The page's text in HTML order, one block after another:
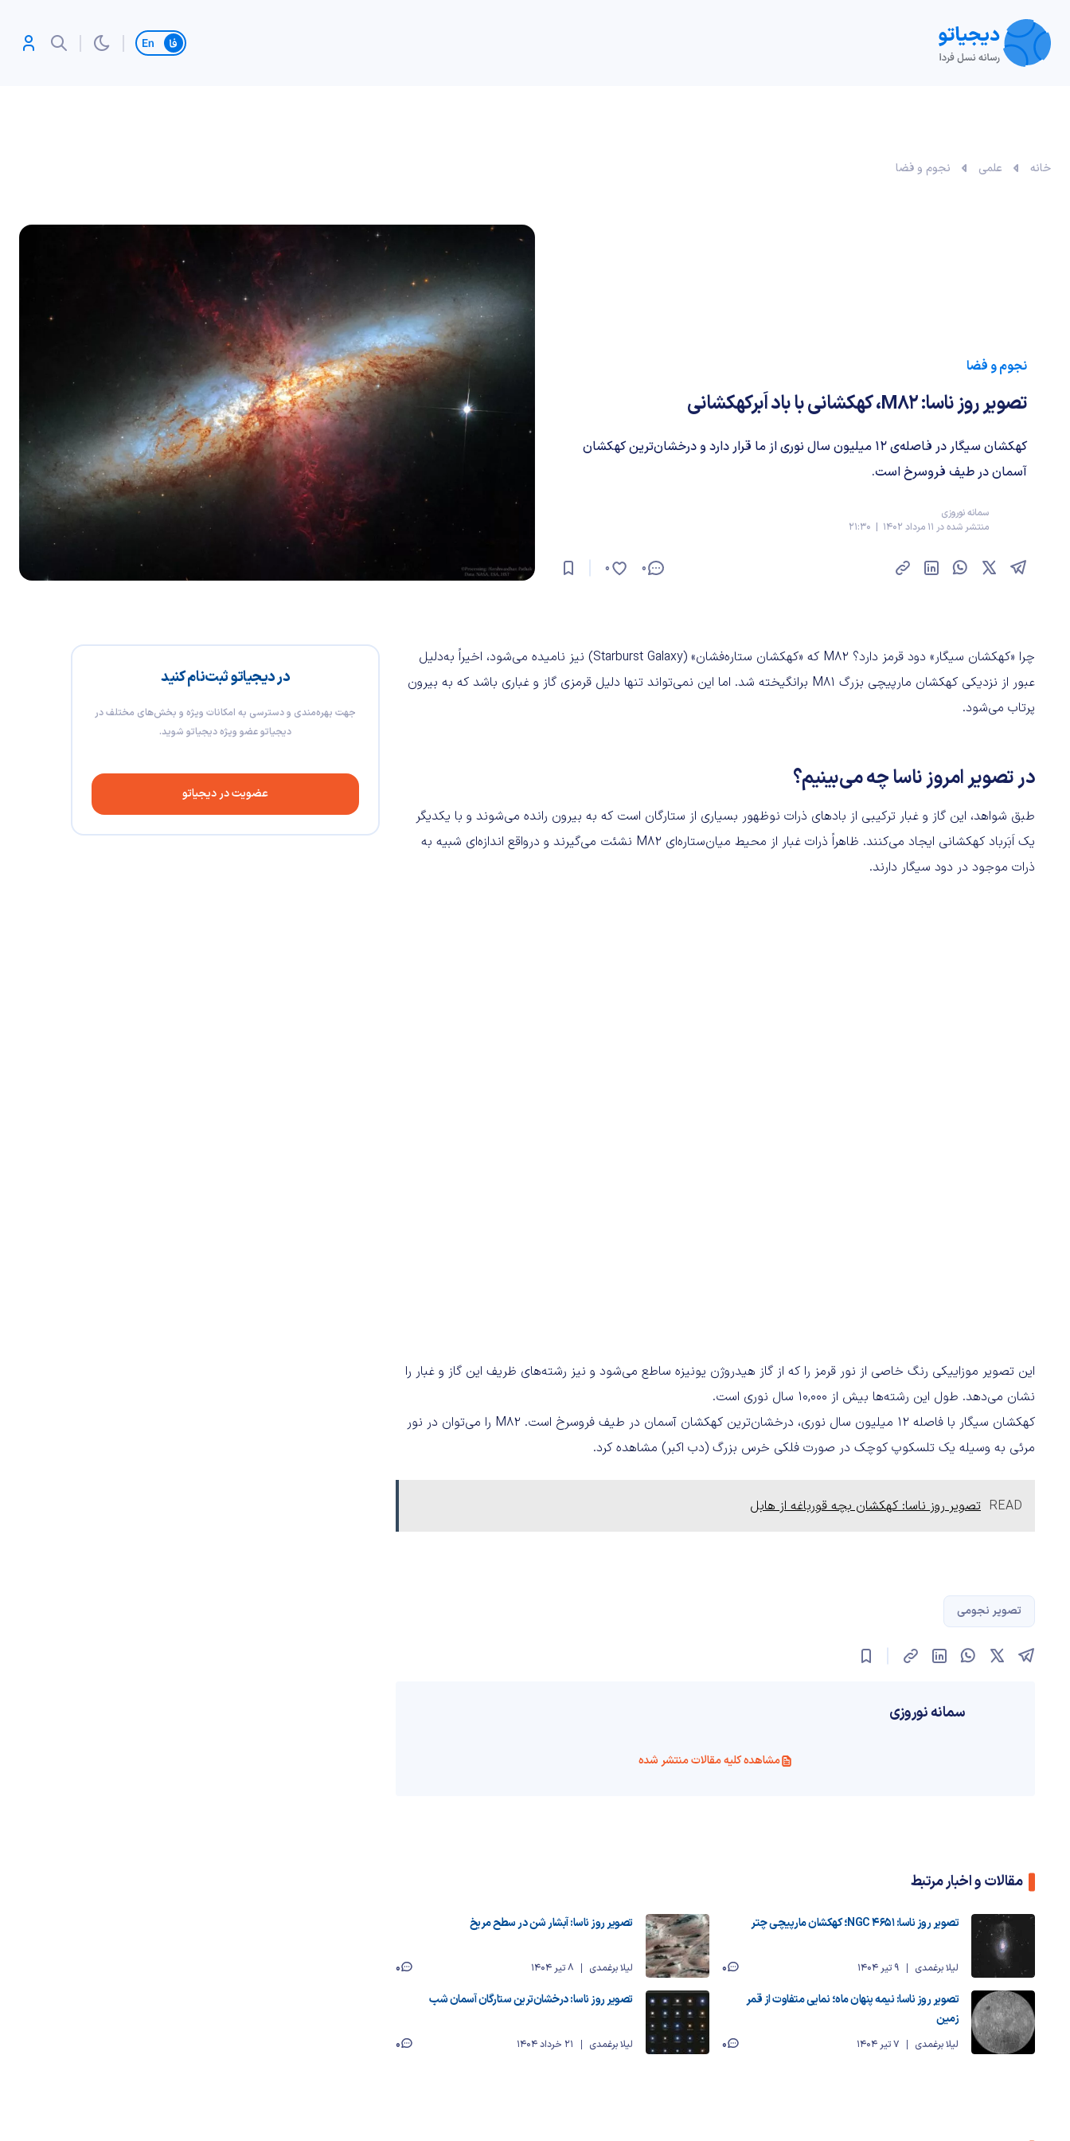
تغییر زبان تکنولوژی خودرو
خانه علمی نجوم و فضا
نجوم و فضا
تصویر روز ناسا: M82، کهکشانی با باد اَبرکهکشانی
کهکشان سیگار در فاصله‌ی 12 میلیون سال نوری از ما قرار دارد و درخشان‌ترین کهکشان
آسمان در طیف فروسرخ است.
سمانه نوروزی
منتشر شده در 11 مرداد 1402 | 21:30
0
0
در دیجیاتو ثبت‌نام کنید
جهت بهره‌مندی و دسترسی به امکانات ویژه و بخش‌های مختلف در
دیجیاتو عضو ویژه دیجیاتو شوید.
عضویت در دیجیاتو
چرا «کهکشان سیگار» دود قرمز دارد؟ M82 که «کهکشان ستاره‌فشان» (Starburst Galaxy) نیز نامیده می‌شود، اخیراً به‌دلیل
عبور از نزدیکی کهکشان مارپیچی بزرگ M81 برانگیخته شد. اما این نمی‌تواند تنها دلیل قرمزی گاز و غباری باشد که به بیرون
پرتاب می‌شود.
در تصویر امروز ناسا چه می‌بینیم؟
طبق شواهد، این گاز و غبار ترکیبی از بادهای ذرات نوظهور بسیاری از ستارگان است که به بیرون رانده می‌شوند و با یکدیگر
یک اَبَرباد کهکشانی ایجاد می‌کنند. ظاهراً ذرات غبار از محیط میان‌ستاره‌ای M82 نشئت می‌گیرند و درواقع اندازه‌ای شبیه به
ذرات موجود در دود سیگار دارند.
این تصویر موزاییکی رنگ خاصی از نور قرمز را که از گاز هیدروژن یونیزه ساطع می‌شود و نیز رشته‌های ظریف این گاز و غبار را
نشان می‌دهد. طول این رشته‌ها بیش از 10,000 سال نوری است.
کهکشان سیگار با فاصله‌ 12 میلیون سال نوری، درخشان‌ترین کهکشان آسمان در طیف فروسرخ است. M82 را می‌توان در نور
مرئی به وسیله‌ یک تلسکوپ کوچک در صورت فلکی خرس بزرگ (دب اکبر) مشاهده کرد.
READ تصویر روز ناسا: کهکشان بچه قورباغه از هابل
تصویر نجومی
سمانه نوروزی
مشاهده کلیه مقالات منتشر شده
مقالات و اخبار مرتبط
تصویر روز ناسا: NGC 4651؛ کهکشان مارپیچی چتر
لیلا برغمدی 9 تیر 1404 0
تصویر روز ناسا: آبشار شن در سطح مریخ
لیلا برغمدی 8 تیر 1404
0
تصویر روز ناسا: نیمه پنهان ماه؛ نمایی متفاوت از قمر
زمین
لیلا برغمدی 7 تیر 1404 0
تصویر روز ناسا: درخشان‌ترین ستارگان آسمان شب
لیلا برغمدی 21 خرداد 1404 0